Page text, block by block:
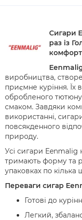
Сигари
раз із
виробництва,
приємне куріння. Їх
обробленого
смаком. Завдяки
використанні,
повсякденного
природу.
Усі сигари Eenmalig
тримають форму та
упаковках по кілька
Переваги сигар
Готові до
Легкий,